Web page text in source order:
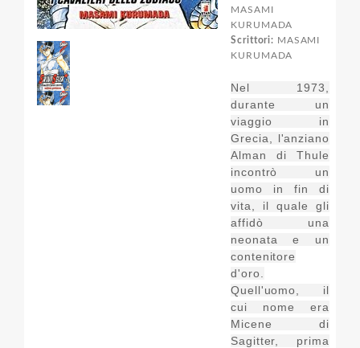
MASAMI
KURUMADA
Scrittori: MASAMI
KURUMADA
Nel 1973,
durante un
viaggio in
Grecia, l'anziano
Alman di Thule
incontrò un
uomo in fin di
vita, il quale gli
affidò una
neonata e un
contenitore
d'oro.
Quell'uomo, il
cui nome era
Micene di
Sagitter, prima